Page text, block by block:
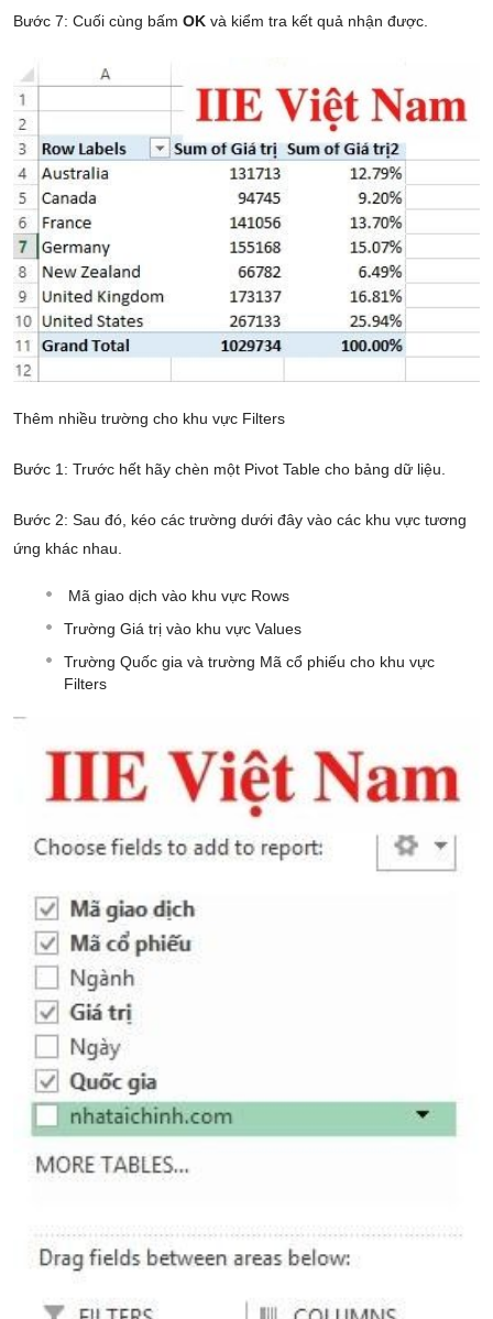
Bước 7: Cuối cùng bấm OK và kiểm tra kết quả nhận được.
Thêm nhiều trường cho khu vực Filters
Bước 1: Trước hết hãy chèn một Pivot Table cho bảng dữ liệu.
Bước 2: Sau đó, kéo các trường dưới đây vào các khu vực tương
ứng khác nhau.
Mã giao dịch vào khu vực Rows
Trường Giá trị vào khu vực Values
Trường Quốc gia và trường Mã cổ phiếu cho khu vực
Filters